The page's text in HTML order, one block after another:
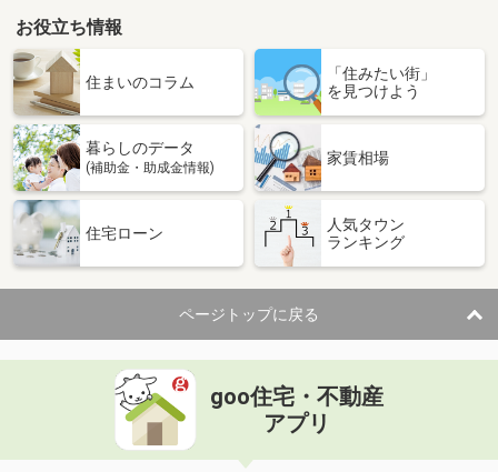
福井県福井市東森田４
価 格
5.45万円
福井県福井市東森田４
専有面積 49.86m²
間取り
福井県福井市みのり４
住 所
福井県福井市みのり４
専有面積 33.4m²
間取り
1LDK
福井県福井市江端町
価 格
住 所
福井県福井市江端町
専有面積 23.18m²
お役立ち情報
住まいのコラム
「住みたい街」
を見つけよう
暮らしのデータ
(補助金・助成金情報)
家賃相場
住宅ローン
人気タウン
ランキング
ページトップに戻る
goo住宅・不動産
アプリ